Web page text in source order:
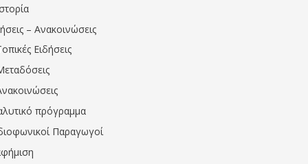
– Ανακοινώσεις
Ειδήσεις
πρόγραμμα
Παραγωγοί